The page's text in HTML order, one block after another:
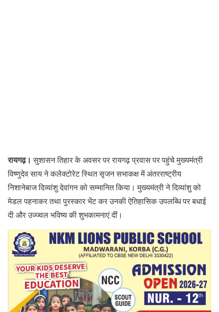
रायगढ़। सुशासन तिहार के अवसर पर रायगढ़ प्रवास पर पहुंचे मुख्यमंत्री
विष्णुदेव साय ने कलेक्टोरेट स्थित सृजन सभाकक्ष में अंतरराष्ट्रीय
निशानेबाज दिव्यांशु देवांगन को सम्मानित किया। मुख्यमंत्री ने दिव्यांशु को
मेडल पहनाकर तथा पुरस्कार भेंट कर उनकी ऐतिहासिक उपलब्धि पर बधाई
दी और उज्ज्वल भविष्य की शुभकामनाएं दीं।